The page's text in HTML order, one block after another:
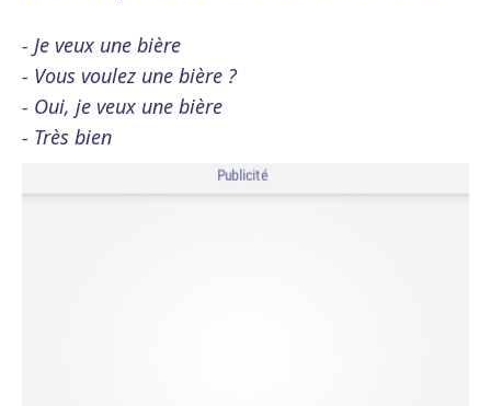
- Je veux une bière
- Vous voulez une bière ?
- Oui, je veux une bière
- Très bien
Publicité